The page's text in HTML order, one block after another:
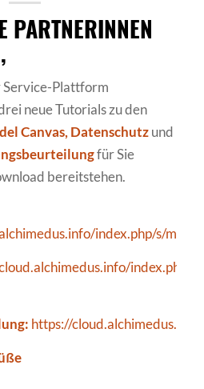
PARTNERINNEN
Service-Plattform
neue Tutorials zu den
Canvas, Datenschutzund
für Sie
bereitstehen.
index.php/s/
index.php/
https://